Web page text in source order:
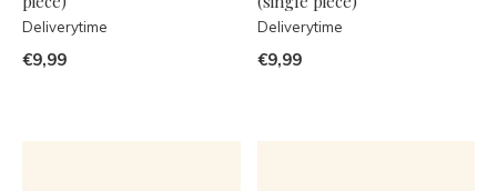
Deliverytime
€9,99
Deliverytime
€9,99